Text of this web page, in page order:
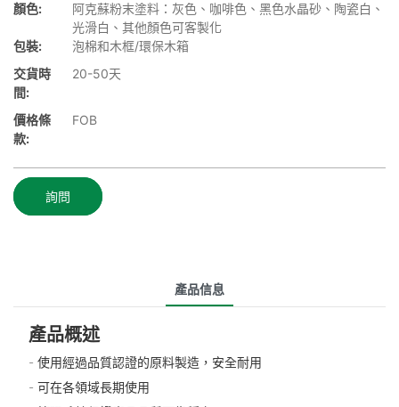
顏色:
阿克蘇粉末塗料：灰色、咖啡色、黑色水晶砂、陶瓷白、
光滑白、其他顏色可客製化
包裝:
泡棉和木框/環保木箱
交貨時
間:
20-50天
價格條
款:
FOB
詢問
產品信息
產品概述
- 使用經過品質認證的原料製造，安全耐用
- 可在各領域長期使用